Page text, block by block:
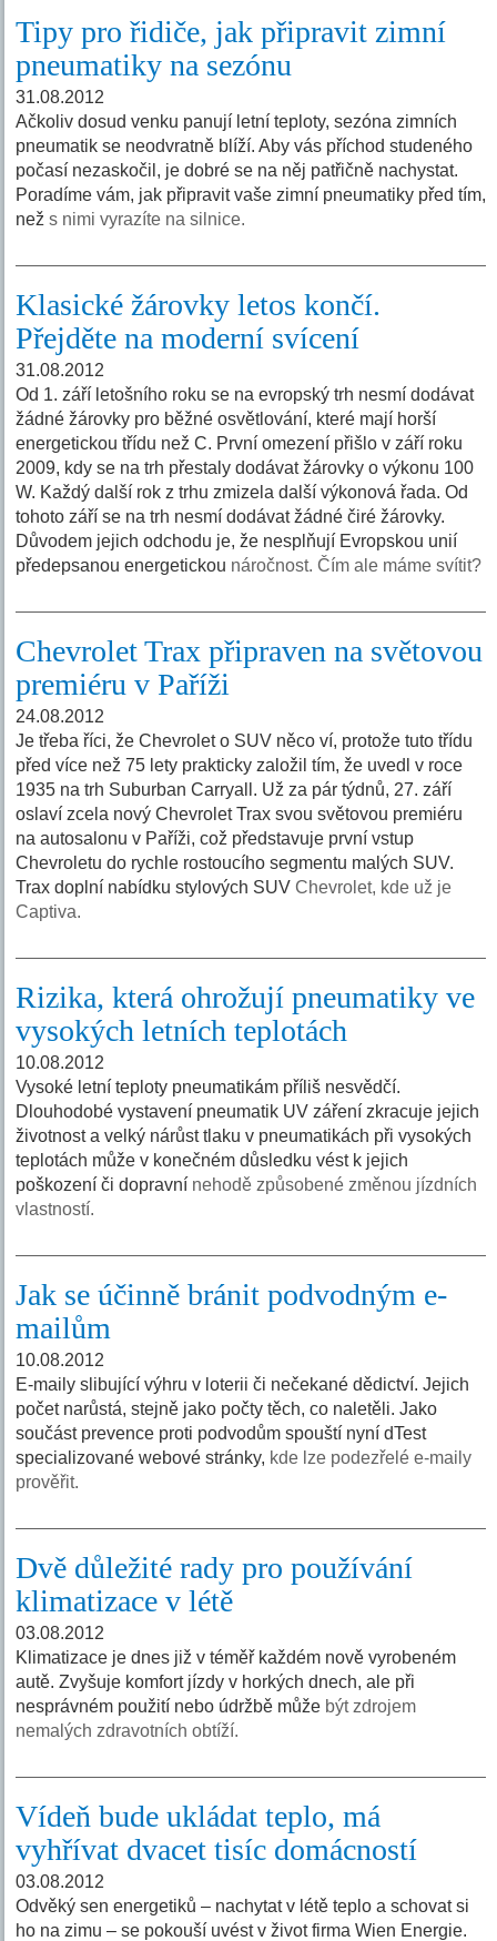
Tipy pro řidiče, jak připravit zimní
pneumatiky na sezónu
31.08.2012
Ačkoliv dosud venku panují letní teploty, sezóna zimních
pneumatik se neodvratně blíží. Aby vás příchod studeného
počasí nezaskočil, je dobré se na něj patřičně nachystat.
Poradíme vám, jak připravit vaše zimní pneumatiky před tím,
nežs nimi vyrazíte na silnice.
Klasické žárovky letos končí.
Přejděte na moderní svícení
31.08.2012
Od 1. září letošního roku se na evropský trh nesmí dodávat
žádné žárovky pro běžné osvětlování, které mají horší
energetickou třídu než C. První omezení přišlo v září roku
2009, kdy se na trh přestaly dodávat žárovky o výkonu 100
W. Každý další rok z trhu zmizela další výkonová řada. Od
tohoto září se na trh nesmí dodávat žádné čiré žárovky.
Důvodem jejich odchodu je, že nesplňují Evropskou unií
předepsanou energetickou náročnost. Čím ale máme svítit?
Chevrolet Trax připraven na světovou
premiéru v Paříži
24.08.2012
Je třeba říci, že Chevrolet o SUV něco ví, protože tuto třídu
před více než 75 lety prakticky založil tím, že uvedl v roce
1935 na trh Suburban Carryall. Už za pár týdnů, 27. září
oslaví zcela nový Chevrolet Trax svou světovou premiéru
na autosalonu v Paříži, což představuje první vstup
Chevroletu do rychle rostoucího segmentu malých SUV.
Trax doplní nabídku stylových SUVChevrolet, kde už je
Captiva.
Rizika, která ohrožují pneumatiky ve
vysokých letních teplotách
10.08.2012
Vysoké letní teploty pneumatikám příliš nesvědčí.
Dlouhodobé vystavení pneumatik UV záření zkracuje jejich
životnost a velký nárůst tlaku v pneumatikách při vysokých
teplotách může v konečném důsledku vést k jejich
poškození či dopravní nehodě způsobené změnou jízdních
vlastností.
Jak se účinně bránit podvodným e-
mailům
10.08.2012
E-maily slibující výhru v loterii či nečekané dědictví. Jejich
počet narůstá, stejně jako počty těch, co naletěli. Jako
součást prevence proti podvodům spouští nyní dTest
specializované webové stránky, kde lze podezřelé e-maily
prověřit.
Dvě důležité rady pro používání
klimatizace v létě
03.08.2012
Klimatizace je dnes již v téměř každém nově vyrobeném
autě. Zvyšuje komfort jízdy v horkých dnech, ale při
nesprávném použití nebo údržbě může být zdrojem
nemalých zdravotních obtíží.
Vídeň bude ukládat teplo, má
vyhřívat dvacet tisíc domácností
03.08.2012
Odvěký sen energetiků – nachytat v létě teplo a schovat si
ho na zimu – se pokouší uvést v život firma Wien Energie.